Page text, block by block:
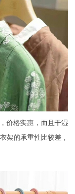
价格实惠，而且干湿
架的承重性比较差，